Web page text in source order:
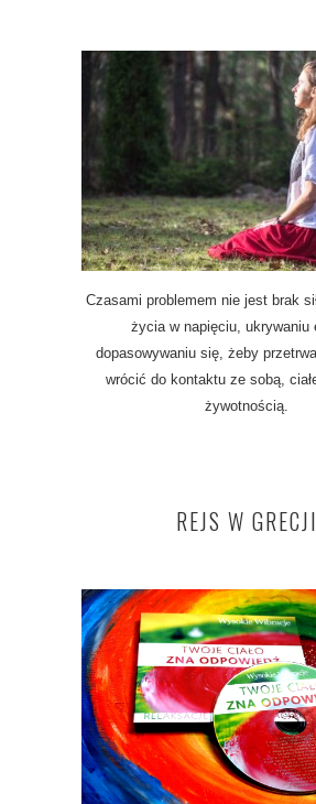
Czasami problemem nie jest brak
życia w napięciu, ukrywaniu
dopasowywaniu się, żeby
wrócić do kontaktu ze sobą,
żywotnością.
REJS W GRECJI